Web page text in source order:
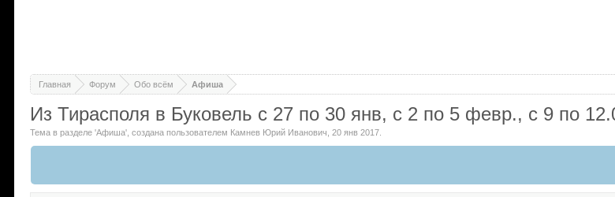
Главная Форум Обо всём Афиша
Из Тирасполя в Буковель с 27 по 30 янв, с 2 по 5 февр., с 9 по
Тема в разделе 'Афиша' , создана пользователем Камнев Юрий Иванович ,20 янв 2017